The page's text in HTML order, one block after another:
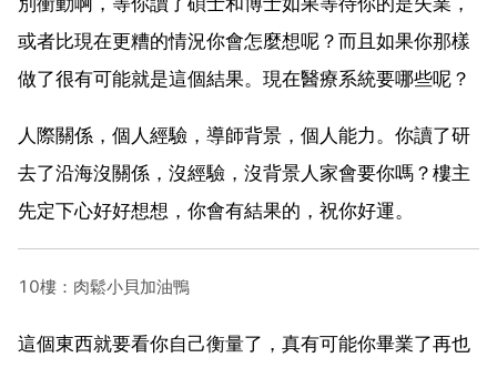
或者比現在更糟的情況你會怎麼想呢？而且如果你那樣
做了很有可能就是這個結果。現在醫療系統要哪些呢？
人際關係，個人經驗，導師背景，個人能力。你讀了研
去了沿海沒關係，沒經驗，沒背景人家會要你嗎？樓主
先定下心好好想想，你會有結果的，祝你好運。
10樓：肉鬆小貝加油鴨
這個東西就要看你自己衡量了，真有可能你畢業了再也